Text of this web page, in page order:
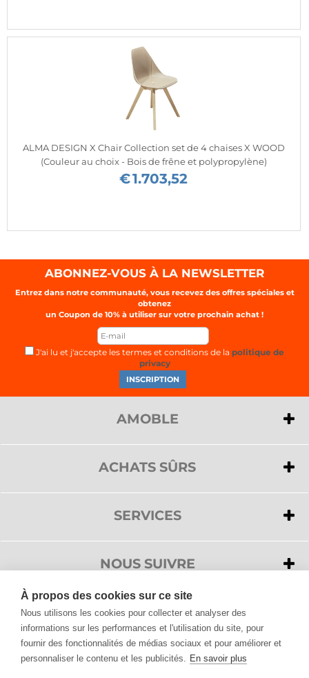
ALMA DESIGN X Chair Collection set de 4 chaises X WOOD
(Couleur au choix - Bois de frêne et polypropylène)
€1.703,52
ABONNEZ-VOUS À LA NEWSLETTER
Entrez dans notre communauté, vous recevez des offres spéciales et
obtenez
un Coupon de 10% à utiliser sur votre prochain achat !
J'ai lu et j'accepte les termes et conditions de la politique de
privacy
AMOBLE
>Privacy
ACHATS SÛRS
>Livraison
SERVICES
>Demander un devis
>Accessibilité
NOUS SUIVRE
Tous les produits de Design, vous les trouvez sur Amoble.fr
Mobilier Design, Luminaires, Décorations pour la maison et meubles de jardin.
À propos des cookies sur ce site
Nous utilisons les cookies pour collecter et analyser des
informations sur les performances et l'utilisation du site, pour
fournir des fonctionnalités de médias sociaux et pour améliorer et
personnaliser le contenu et les publicités. En savoir plus